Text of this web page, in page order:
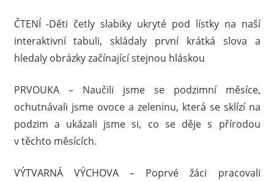
ČTENÍ -Děti četly slabiky ukryté pod lístky na naší
interaktivní tabuli, skládaly první krátká slova a
hledaly obrázky začínající stejnou hláskou
PRVOUKA – Naučili jsme se podzimní měsíce,
ochutnávali jsme ovoce a zeleninu, která se sklízí na
podzim a ukázali jsme si, co se děje s přírodou
v těchto měsících.
VÝTVARNÁ VÝCHOVA – Poprvé žáci pracovali